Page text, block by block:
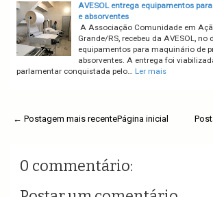
AVESOL entrega equipamentos
e absorventes
A Associação Comunidade em
Grande/RS, recebeu da AVESOL, no
equipamentos para maquinário de
absorventes. A entrega foi
parlamentar conquistada pelo… Ler mais
← Postagem mais recentePágina inicial
0 commentário: